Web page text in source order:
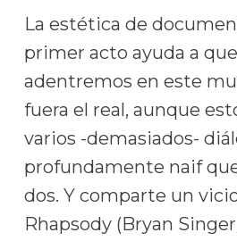
La estética de
primer acto ayuda a
adentremos en este
fuera el real, aunque
varios -demasiados-
profundamente naif
dos. Y comparte un
Rhapsody (Bryan